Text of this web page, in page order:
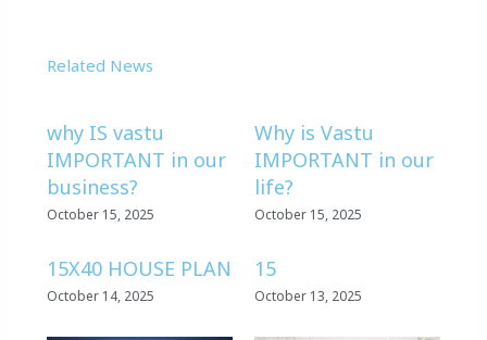
Related News
why IS vastu
IMPORTANT in our
business?
October 15, 2025
Why is Vastu
IMPORTANT in our
life?
October 15, 2025
15X40 HOUSE PLAN
October 14, 2025
15
October 13, 2025